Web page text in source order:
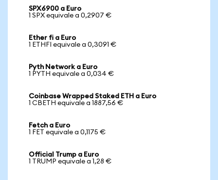
SPX6900 a Euro
1 SPX equivale a 0,2907 €
Ether fi a Euro
1 ETHFI equivale a 0,3091 €
Pyth Network a Euro
1 PYTH equivale a 0,034 €
Coinbase Wrapped Staked ETH a Euro
1 CBETH equivale a 1887,56 €
Fetch a Euro
1 FET equivale a 0,1175 €
Official Trump a Euro
1 TRUMP equivale a 1,28 €